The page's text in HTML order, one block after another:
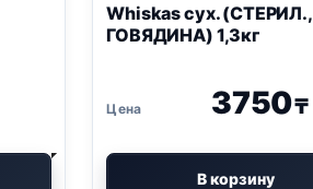
Whiskas сух. (СТЕРИЛ.,
ГОВЯДИНА) 1,3кг
3750₸
В корзину